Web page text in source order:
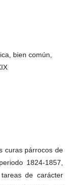
bien común,
curas párrocos de
1824-1857,
de carácter